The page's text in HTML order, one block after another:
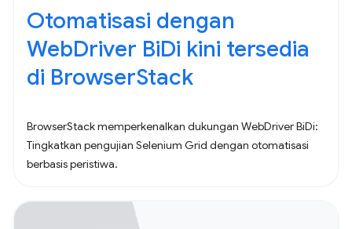
Otomatisasi dengan
WebDriver BiDi kini tersedia
di BrowserStack
BrowserStack memperkenalkan dukungan WebDriver BiDi:
Tingkatkan pengujian Selenium Grid dengan otomatisasi
berbasis peristiwa.